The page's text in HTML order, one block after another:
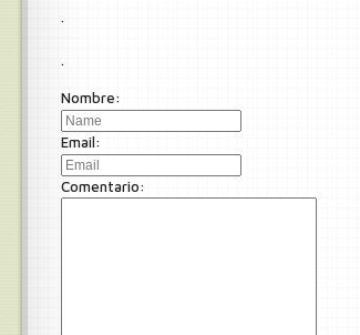
.
.
Nombre:
Email:
Comentario: